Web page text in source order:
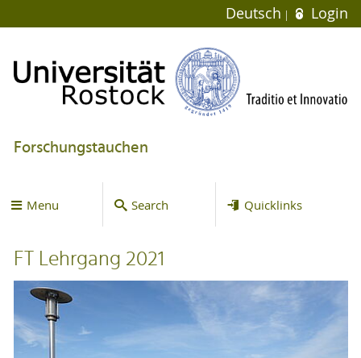
Deutsch Login
Forschungstauchen
Menu Search Quicklinks
FT Lehrgang 2021